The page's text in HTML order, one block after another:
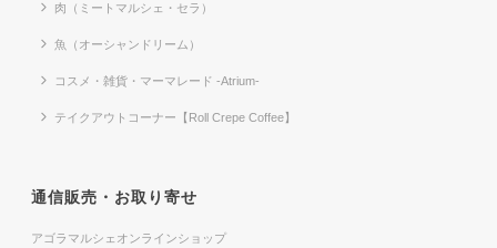
肉（ミートマルシェ・セラ）
魚（オーシャンドリーム）
コスメ・雑貨・マーマレード -Atrium-
テイクアウトコーナー【Roll Crepe Coffee】
通信販売・お取り寄せ
アゴラマルシェオンラインショップ